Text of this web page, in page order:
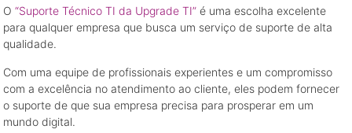
O “Suporte Técnico TI da Upgrade TI” é uma escolha excelente
para qualquer empresa que busca um serviço de suporte de alta
qualidade.
Com uma equipe de profissionais experientes e um compromisso
com a excelência no atendimento ao cliente, eles podem fornecer
o suporte de que sua empresa precisa para prosperar em um
mundo digital.